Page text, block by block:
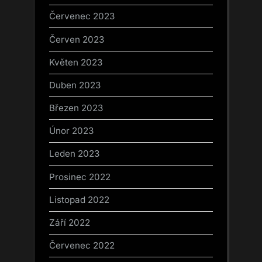
Červenec 2023
Červen 2023
Květen 2023
Duben 2023
Březen 2023
Únor 2023
Leden 2023
Prosinec 2022
Listopad 2022
Září 2022
Červenec 2022